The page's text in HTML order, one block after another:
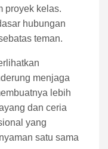
proyek kelas.
hubungan
teman.
menjaga
lebih
dan ceria
yang
satu sama